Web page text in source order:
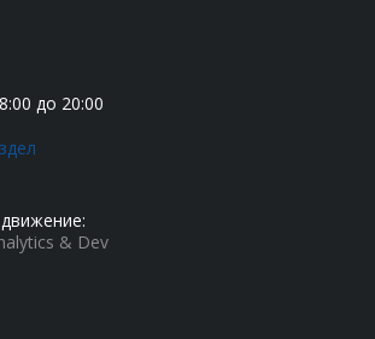
до 20:00
& Dev